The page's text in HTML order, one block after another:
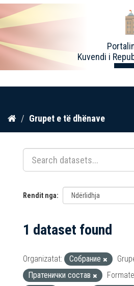
Kalo
përmbajtja
Kuvendi i
Grupet e të dhënave
Rendit nga
1 dataset found
Organizatat: Собрание
Пратенички состав